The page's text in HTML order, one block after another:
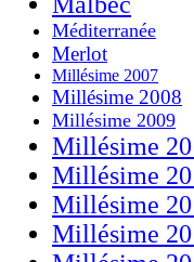
Méditerranée
Merlot
Millésime 2007
Millésime 2008
Millésime 2009
Millésime
Millésime
Millésime
Millésime